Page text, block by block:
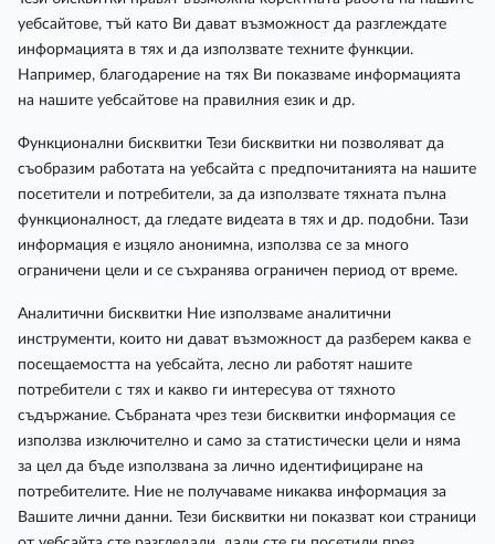
уебсайтове, тъй като Ви дават възможност да разглеждате
информацията в тях и да използвате техните функции.
Например, благодарение на тях Ви показваме информацията
на нашите уебсайтове на правилния език и др.
Функционални бисквитки Тези бисквитки ни позволяват да
съобразим работата на уебсайта с предпочитанията на нашите
посетители и потребители, за да използвате тяхната пълна
функционалност, да гледате видеата в тях и др. подобни. Тази
информация е изцяло анонимна, използва се за много
ограничени цели и се съхранява ограничен период от време.
Аналитични бисквитки Ние използваме аналитични
инструменти, които ни дават възможност да разберем каква е
посещаемостта на уебсайта, лесно ли работят нашите
потребители с тях и какво ги интересува от тяхното
съдържание. Събраната чрез тези бисквитки информация се
използва изключително и само за статистически цели и няма
за цел да бъде използвана за лично идентифициране на
потребителите. Ние не получаваме никаква информация за
Вашите лични данни. Тези бисквитки ни показват кои страници